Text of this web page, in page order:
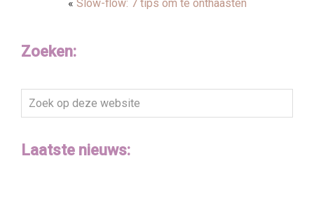
« Slow-flow: 7 tips om te onthaasten
Zoeken:
Zoek
op
website
Laatste nieuws: